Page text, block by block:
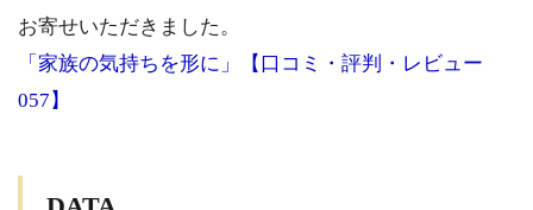
お寄せいただきました。
「家族の気持ちを形に」【口コミ・評判・レビュー
057】